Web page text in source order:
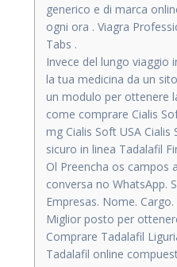
generico e di marca
ogni ora . Viagra
Tabs .
Invece del lungo viaggio
la tua medicina da un
un modulo per ottenere
come comprare Cialis
mg Cialis Soft USA
sicuro in linea Tadalafil
Ol Preencha os campos
conversa no WhatsApp.
Empresas. Nome.
Miglior posto per
Comprare Tadalafil
Tadalafil online